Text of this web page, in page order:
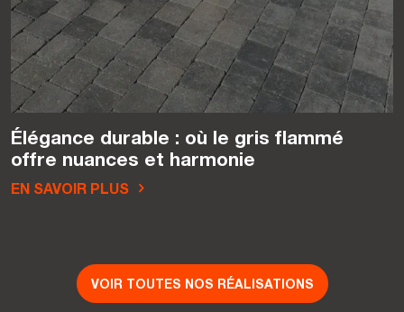
Élégance durable : où le gris flammé
offre nuances et harmonie
EN SAVOIR PLUS
VOIR TOUTES NOS RÉALISATIONS